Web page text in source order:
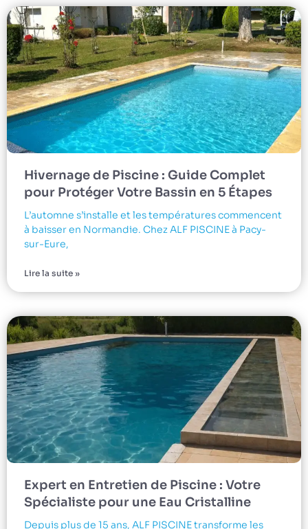
Hivernage de Piscine : Guide Complet
pour Protéger Votre Bassin en 5 Étapes
L’automne s’installe et les températures commencent
à baisser en Normandie. Chez ALF PISCINE à Pacy-
sur-Eure,
Lire la suite »
Expert en Entretien de Piscine : Votre
Spécialiste pour une Eau Cristalline
Depuis plus de 15 ans, ALF PISCINE transforme les